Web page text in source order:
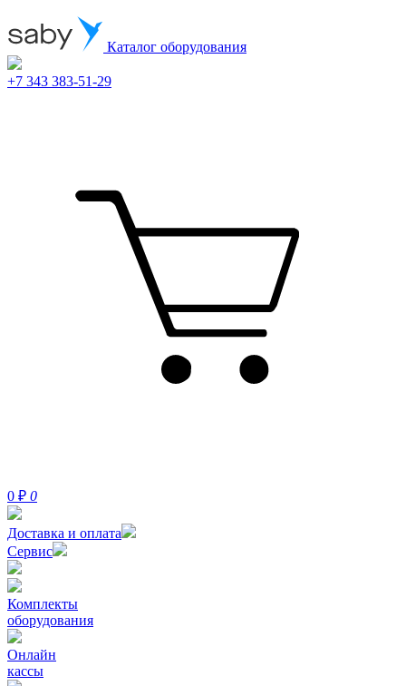
Каталог оборудования
+7 343 383-51-29
0 ₽ 0
Доставка и оплата
Сервис
Комплекты
оборудования
Онлайн
кассы